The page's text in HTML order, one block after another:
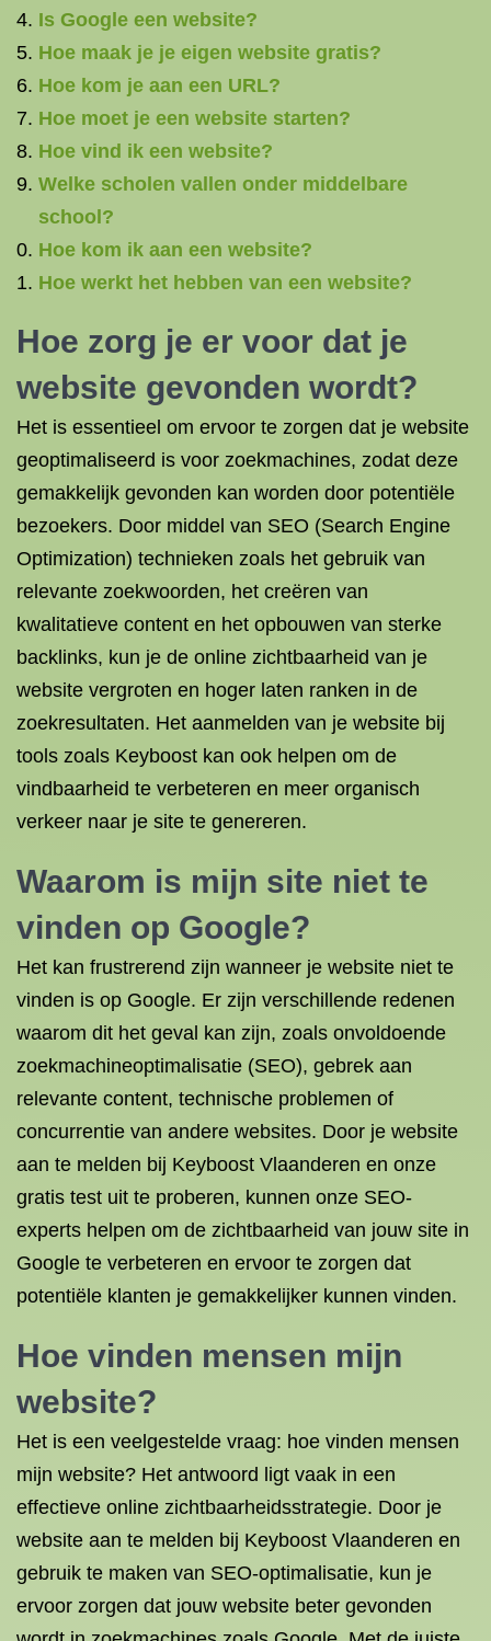
Is Google een website?
Hoe maak je je eigen website gratis?
Hoe kom je aan een URL?
Hoe moet je een website starten?
Hoe vind ik een website?
Welke scholen vallen onder middelbare
school?
Hoe kom ik aan een website?
Hoe werkt het hebben van een website?
Hoe zorg je er voor dat je
website gevonden wordt?
Het is essentieel om ervoor te zorgen dat je website
geoptimaliseerd is voor zoekmachines, zodat deze
gemakkelijk gevonden kan worden door potentiële
bezoekers. Door middel van SEO (Search Engine
Optimization) technieken zoals het gebruik van
relevante zoekwoorden, het creëren van
kwalitatieve content en het opbouwen van sterke
backlinks, kun je de online zichtbaarheid van je
website vergroten en hoger laten ranken in de
zoekresultaten. Het aanmelden van je website bij
tools zoals Keyboost kan ook helpen om de
vindbaarheid te verbeteren en meer organisch
verkeer naar je site te genereren.
Waarom is mijn site niet te
vinden op Google?
Het kan frustrerend zijn wanneer je website niet te
vinden is op Google. Er zijn verschillende redenen
waarom dit het geval kan zijn, zoals onvoldoende
zoekmachineoptimalisatie (SEO), gebrek aan
relevante content, technische problemen of
concurrentie van andere websites. Door je website
aan te melden bij Keyboost Vlaanderen en onze
gratis test uit te proberen, kunnen onze SEO-
experts helpen om de zichtbaarheid van jouw site in
Google te verbeteren en ervoor te zorgen dat
potentiële klanten je gemakkelijker kunnen vinden.
Hoe vinden mensen mijn
website?
Het is een veelgestelde vraag: hoe vinden mensen
mijn website? Het antwoord ligt vaak in een
effectieve online zichtbaarheidsstrategie. Door je
website aan te melden bij Keyboost Vlaanderen en
gebruik te maken van SEO-optimalisatie, kun je
ervoor zorgen dat jouw website beter gevonden